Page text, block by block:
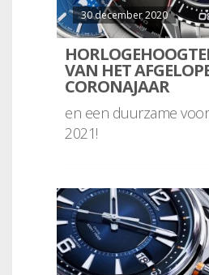
30 december 2020
VAN HET
CORONAJAAR
en een duurzame
2021!